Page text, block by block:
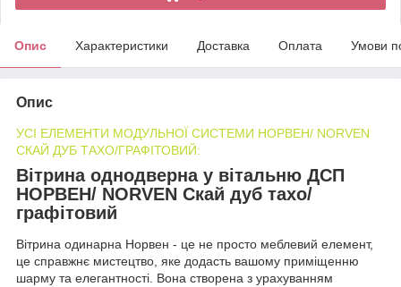
Опис Характеристики Доставка Оплата Умови
Опис
УСІ ЕЛЕМЕНТИ МОДУЛЬНОЇ СИСТЕМИ НОРВЕН/ NORVEN
СКАЙ ДУБ ТАХО/ГРАФІТОВИЙ:
Вітрина однодверна у вітальню ДСП
НОРВЕН/ NORVEN Скай дуб тахо/
графітовий
Вітрина одинарна Норвен - це не просто меблевий елемент,
це справжнє мистецтво, яке додасть вашому приміщенню
шарму та елегантності. Вона створена з урахуванням